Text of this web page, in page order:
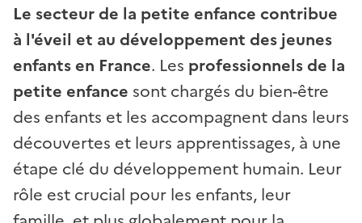
Le secteur de la petite enfance contribue
à l'éveil et au développement des jeunes
enfants en France. Les professionnels de la
petite enfance sont chargés du bien-être
des enfants et les accompagnent dans leurs
découvertes et leurs apprentissages, à une
étape clé du développement humain. Leur
rôle est crucial pour les enfants, leur